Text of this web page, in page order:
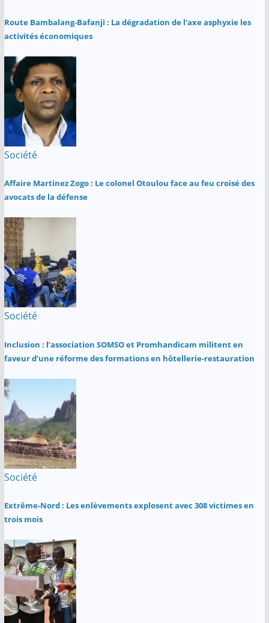
Route Bambalang-Bafanji : La dégradation de l’axe asphyxie les
activités économiques
Société
Affaire Martinez Zogo : Le colonel Otoulou face au feu croisé des
avocats de la défense
Société
Inclusion : l’association SOMSO et Promhandicam militent en
faveur d’une réforme des formations en hôtellerie-restauration
Société
Extrême-Nord : Les enlèvements explosent avec 308 victimes en
trois mois